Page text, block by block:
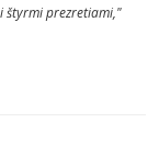
štyrmi prezretiami,"